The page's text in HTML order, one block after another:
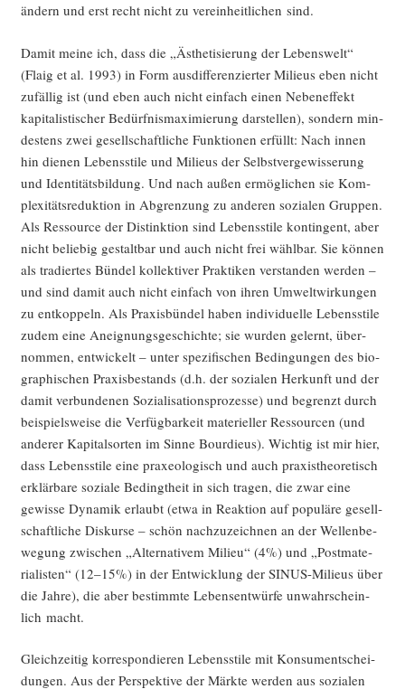
ändern und erst recht nicht zu ver­ein­heit­li­chen sind.
Damit mei­ne ich, dass die „Ästhe­ti­sie­rung der Lebens­welt“
(Flaig et al. 1993) in Form aus­dif­fe­ren­zier­ter Milieus eben nicht
zufäl­lig ist (und eben auch nicht ein­fach einen Neben­ef­fekt
kapi­ta­lis­ti­scher Bedürf­nis­ma­xi­mie­rung dar­stel­len), son­dern min­
des­tens zwei gesell­schaft­li­che Funk­tio­nen erfüllt: Nach innen
hin die­nen Lebens­sti­le und Milieus der Selbst­ver­ge­wis­se­rung
und Iden­ti­täts­bil­dung. Und nach außen ermög­li­chen sie Kom­
ple­xi­täts­re­duk­ti­on in Abgren­zung zu ande­ren sozia­len Grup­pen.
Als Res­sour­ce der Distink­ti­on sind Lebens­sti­le kon­tin­gent, aber
nicht belie­big gestalt­bar und auch nicht frei wähl­bar. Sie kön­nen
als tra­dier­tes Bün­del kol­lek­ti­ver Prak­ti­ken ver­stan­den wer­den –
und sind damit auch nicht ein­fach von ihren Umwelt­wir­kun­gen
zu ent­kop­peln. Als Pra­xis­bün­del haben indi­vi­du­el­le Lebens­sti­le
zudem eine Aneig­nungs­ge­schich­te; sie wur­den gelernt, über­
nom­men, ent­wi­ckelt – unter spe­zi­fi­schen Bedin­gun­gen des bio­
gra­phi­schen Pra­xis­be­stands (d.h. der sozia­len Her­kunft und der
damit ver­bun­de­nen Sozia­li­sa­ti­ons­pro­zes­se) und begrenzt durch
bei­spiels­wei­se die Ver­füg­bar­keit mate­ri­el­ler Res­sour­cen (und
ande­rer Kapi­tal­sor­ten im Sin­ne Bour­dieus). Wich­tig ist mir hier,
dass Lebens­sti­le eine pra­xeo­lo­gisch und auch pra­xis­theo­re­tisch
erklär­ba­re sozia­le Bedingt­heit in sich tra­gen, die zwar eine
gewis­se Dyna­mik erlaubt (etwa in Reak­ti­on auf popu­lä­re gesell­
schaft­li­che Dis­kur­se – schön nach­zu­zeich­nen an der Wel­len­be­
we­gung zwi­schen „Alter­na­ti­vem Milieu“ (4%) und „Post­ma­te­
ria­lis­ten“ (12–15%) in der Ent­wick­lung der SINUS-Milieus über
die Jah­re), die aber bestimm­te Lebens­ent­wür­fe unwahr­schein­
lich macht.
Gleich­zei­tig kor­re­spon­die­ren Lebens­sti­le mit Kon­sum­entschei­
dun­gen. Aus der Per­spek­ti­ve der Märk­te wer­den aus sozia­len